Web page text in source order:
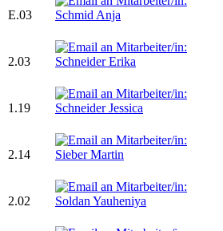
E.03
2.03
1.19
2.14
2.02